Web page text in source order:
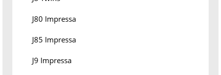
J80 Impressa
J85 Impressa
J9 Impressa